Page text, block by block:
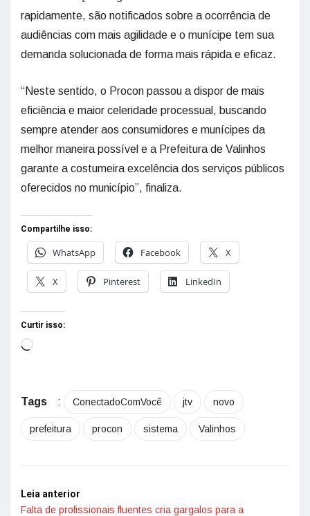
rapidamente, são notificados sobre a ocorrência de
audiências com mais agilidade e o munícipe tem sua
demanda solucionada de forma mais rápida e eficaz.
“Neste sentido, o Procon passou a dispor de mais
eficiência e maior celeridade processual, buscando
sempre atender aos consumidores e munícipes da
melhor maneira possível e a Prefeitura de Valinhos
garante a costumeira excelência dos serviços públicos
oferecidos no município”, finaliza.
Compartilhe isso:
WhatsApp
Facebook X
X Pinterest LinkedIn
Curtir isso:
Tags : ConectadoComVocê jtv novo
prefeitura procon sistema Valinhos
Leia anterior
Falta de profissionais fluentes cria gargalos para a